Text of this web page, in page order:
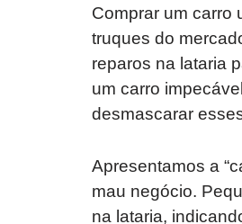
Comprar um carro
truques do
reparos na lataria
um carro
desmascarar
Apresentamos a
mau negócio.
na lataria,